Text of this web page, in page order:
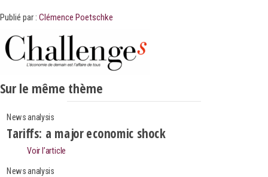
Publié par : Clémence Poetschke
Sur le même thème
News analysis
Tariffs: a major economic shock
Voir l’article
News analysis